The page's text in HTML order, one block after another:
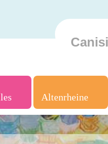
Altenrheine